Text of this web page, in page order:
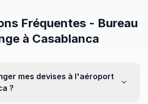
Fréquentes - Bureau
à Casablanca
mes devises à l'aéroport
?